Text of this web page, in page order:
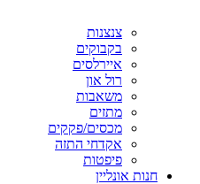
צנצנות
בקבוקים
איירלסים
רול און
משאבות
מתזים
מכסים/פקקים
אקדחי התזה
פיפטות
חנות אונליין